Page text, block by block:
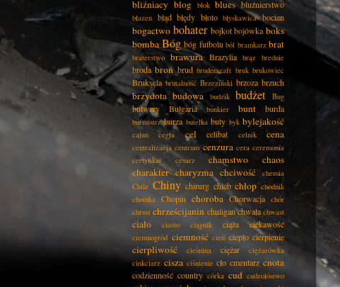
bliźniacy blog blok blues bluźnierstwo
błazen błąd błędy błoto błyskawica bocian
bogactwo bohater bojkot bojówka boks
bombaBóg bóg futbolu ból bramkarz brat
braterstwo brawura Brazylia brąz brednie
broda broń brud bruderszaft bruk brukowiec
Bruksela brutalność Brzeziński brzoza brzuch
brzydota budowa budzik budżet Bug
bulwary Bułgaria bunkier bunt burda
burmistrz burza butelka buty byk bylejakość
całun cegła cel celibat celnik cena
centralizacja centrum cenzura cera ceremonia
certyfikat
cesarz chamstwo
chaos
charakter charyzma chciwość
chemia
Chile Chiny chirurg chleb chłop chodnik
choinka Chopin choroba Chorwacja chór
chrust chrześcijanin chuligan chwała chwast
ciało ciasto ciągnik ciąża ciekawość
ciemnogród ciemność cień ciepło cierpienie
cierpliwość cieśnina ciężar
ciężarówka
cinkciarz cisza ciśnienie cło cmentarz cnota
codzienność country córka cud cudzołóstwo